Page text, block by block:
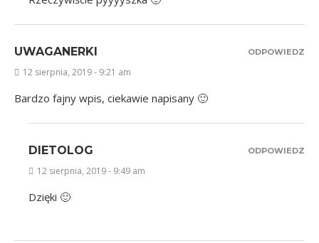
UWAGANERKI
12 sierpnia, 2019 - 9:21 am
Bardzo fajny wpis, ciekawie napisany 🙂
ODPOWIEDZ
DIETOLOG
12 sierpnia, 2019 - 9:49 am
Dzięki 🙂
ODPOWIEDZ